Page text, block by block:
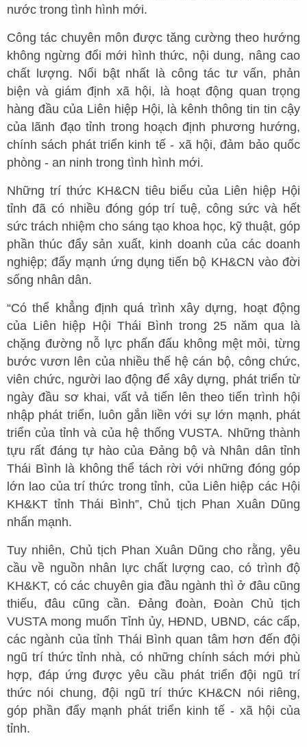
nước trong tình hình mới.
Công tác chuyên môn được tăng cường theo hướng
không ngừng đổi mới hình thức, nội dung, nâng cao
chất lượng. Nổi bật nhất là công tác tư vấn, phản
biện và giám định xã hội, là hoạt động quan trọng
hàng đầu của Liên hiệp Hội, là kênh thông tin tin cậy
của lãnh đạo tỉnh trong hoạch định phương hướng,
chính sách phát triển kinh tế - xã hội, đảm bảo quốc
phòng - an ninh trong tình hình mới.
Những trí thức KH&CN tiêu biểu của Liên hiệp Hội
tỉnh đã có nhiều đóng góp trí tuệ, công sức và hết
sức trách nhiệm cho sáng tạo khoa học, kỹ thuật, góp
phần thúc đẩy sản xuất, kinh doanh của các doanh
nghiệp; đẩy mạnh ứng dụng tiến bộ KH&CN vào đời
sống nhân dân.
“Có thể khẳng định quá trình xây dựng, hoạt động
của Liên hiệp Hội Thái Bình trong 25 năm qua là
chặng đường nỗ lực phấn đấu không mệt mỏi, từng
bước vươn lên của nhiều thế hệ cán bộ, công chức,
viên chức, người lao động để xây dựng, phát triển từ
ngày đầu sơ khai, vất vả tiến lên theo tiến trình hội
nhập phát triển, luôn gắn liền với sự lớn mạnh, phát
triển của tỉnh và của hệ thống VUSTA. Những thành
tựu rất đáng tự hào của Đảng bộ và Nhân dân tỉnh
Thái Bình là không thể tách rời với những đóng góp
lớn lao của trí thức trong tỉnh, của Liên hiệp các Hội
KH&KT tỉnh Thái Bình”, Chủ tịch Phan Xuân Dũng
nhấn mạnh.
Tuy nhiên, Chủ tịch Phan Xuân Dũng cho rằng, yêu
cầu về nguồn nhân lực chất lượng cao, có trình độ
KH&KT, có các chuyên gia đầu ngành thì ở đâu cũng
thiếu, đâu cũng cần. Đảng đoàn, Đoàn Chủ tịch
VUSTA mong muốn Tỉnh ủy, HĐND, UBND, các cấp,
các ngành của tỉnh Thái Bình quan tâm hơn đến đội
ngũ trí thức tỉnh nhà, có những chính sách mới phù
hợp, đáp ứng được yêu cầu phát triển đội ngũ trí
thức nói chung, đội ngũ trí thức KH&CN nói riêng,
góp phần đẩy mạnh phát triển kinh tế - xã hội của
tỉnh.